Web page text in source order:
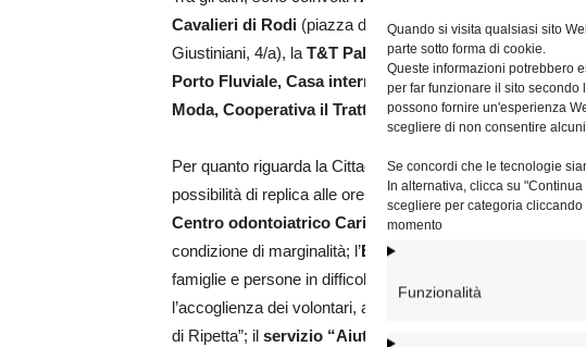
Quando si visita qualsiasi sito
parte sotto forma di cookie.
Queste informazioni potrebbero
per far funzionare il sito secondo
possono fornire un'esperienza
scegliere di non consentire
Se concordi che le tecnologie
In alternativa, clicca su
scegliere per categoria
momento
Funzionalità
Cavalieri di Rodi (piazza del Grillo, 1), laScuola
Giustiniani, 4/a), laT&T Palestra della Legalitàa Ostia. E
Porto Fluviale, Casa internazionale delle donne,
Moda, Cooperativa il Trattore, Cantiere Infanzia.
Per quanto riguarda la Cittadella della Carità, la visita
possibilità di replica alle ore 19 e alle ore 20. Il percorso
Centro odontoiatrico Caritas (Coc), attivo dal 1983 e
condizione di marginalità; l’Emporio della solidarietà
famiglie e persone in difficoltà seguite dai centri di ascolto
l’accoglienza dei volontari, abbellita di recente dai
di Ripetta”; ilservizio “Aiuto alla persona”